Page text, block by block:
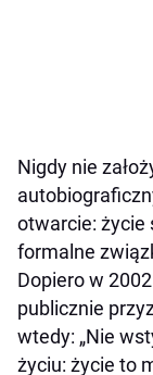
Nigdy nie
otwarcie: życie
formalne
Dopiero w
publicznie
wtedy: „Nie
życiu: życie to